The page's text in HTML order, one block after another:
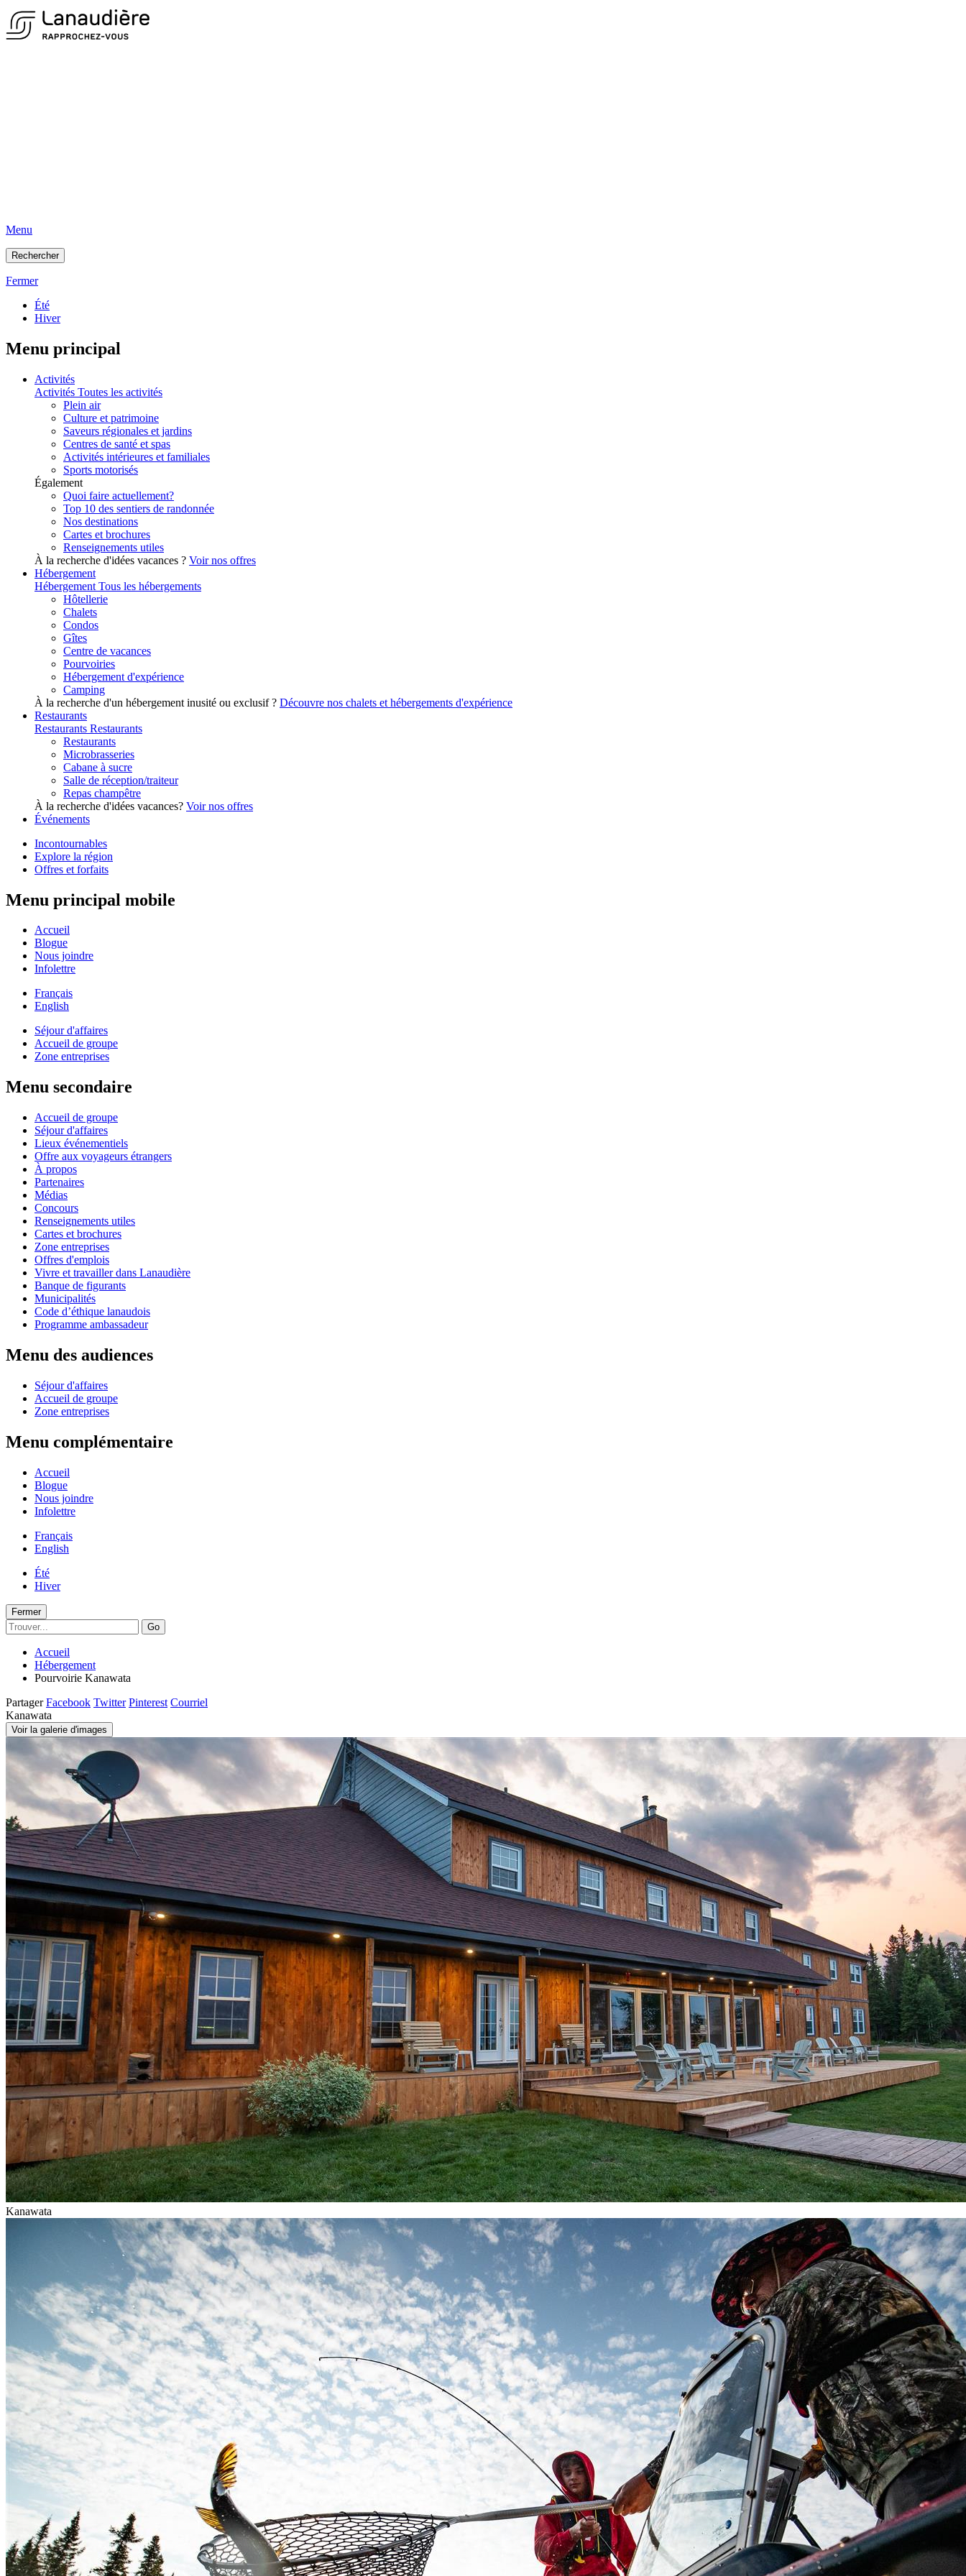
Menu
Rechercher
Fermer
Été
Hiver
Menu principal
Activités
Activités Toutes les activités
Plein air
Culture et patrimoine
Saveurs régionales et jardins
Centres de santé et spas
Activités intérieures et familiales
Sports motorisés
Également
Quoi faire actuellement?
Top 10 des sentiers de randonnée
Nos destinations
Cartes et brochures
Renseignements utiles
À la recherche d'idées vacances ? Voir nos offres
Hébergement
Hébergement Tous les hébergements
Hôtellerie
Chalets
Condos
Gîtes
Centre de vacances
Pourvoiries
Hébergement d'expérience
Camping
À la recherche d'un hébergement inusité ou exclusif ? Découvre nos chalets et hébergements d'expérience
Restaurants
Restaurants Restaurants
Restaurants
Microbrasseries
Cabane à sucre
Salle de réception/traiteur
Repas champêtre
À la recherche d'idées vacances? Voir nos offres
Événements
Incontournables
Explore la région
Offres et forfaits
Menu principal mobile
Accueil
Blogue
Nous joindre
Infolettre
Français
English
Séjour d'affaires
Accueil de groupe
Zone entreprises
Menu secondaire
Accueil de groupe
Séjour d'affaires
Lieux événementiels
Offre aux voyageurs étrangers
À propos
Partenaires
Médias
Concours
Renseignements utiles
Cartes et brochures
Zone entreprises
Offres d'emplois
Vivre et travailler dans Lanaudière
Banque de figurants
Municipalités
Code d’éthique lanaudois
Programme ambassadeur
Menu des audiences
Séjour d'affaires
Accueil de groupe
Zone entreprises
Menu complémentaire
Accueil
Blogue
Nous joindre
Infolettre
Français
English
Été
Hiver
Fermer
Go
Accueil
Hébergement
Pourvoirie Kanawata
Partager Facebook Twitter Pinterest Courriel
Kanawata
Voir la galerie d'images
Kanawata